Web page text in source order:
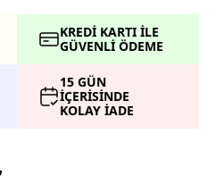
KREDİ KARTI İLE
GÜVENLİ ÖDEME
15 GÜN
İÇERİSİNDE
KOLAY İADE